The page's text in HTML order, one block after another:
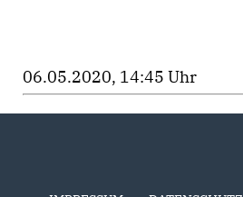
06.05.2020, 14:45 Uhr